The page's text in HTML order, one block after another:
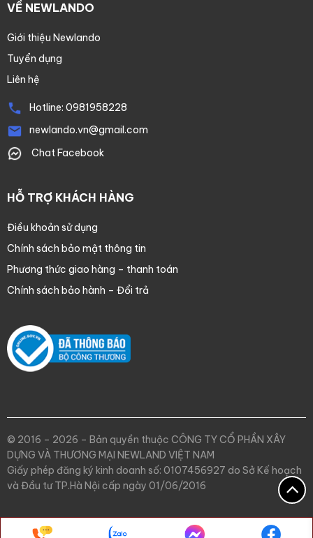
VỀ NEWLANDO
Giới thiệu Newlando
Tuyển dụng
Liên hệ
Hotline: 0981958228
newlando.vn@gmail.com
Chat Facebook
HỖ TRỢ KHÁCH HÀNG
Điều khoản sử dụng
Chính sách bảo mật thông tin
Phương thức giao hàng – thanh toán
Chính sách bảo hành – Đổi trả
© 2016 – 2026 – Bản quyền thuộc CÔNG TY CỔ PHẦN XÂY
DỰNG VÀ THƯƠNG MẠI NEWLAND VIỆT NAM
Giấy phép đăng ký kinh doanh số: 0107456927 do Sở Kế hoạch
và Đầu tư TP.Hà Nội cấp ngày 01/06/2016